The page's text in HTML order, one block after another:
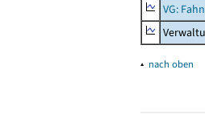
VG:
▴ nach oben